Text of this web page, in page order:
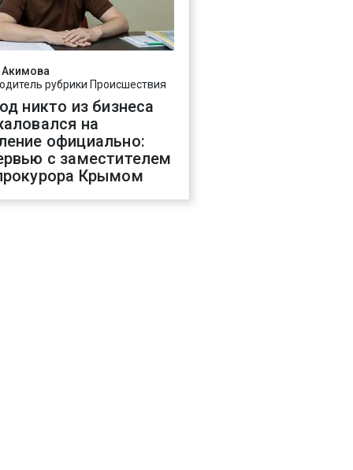
рубрики Происшествия
никто из бизнеса
на
официально:
с заместителем
Крымом